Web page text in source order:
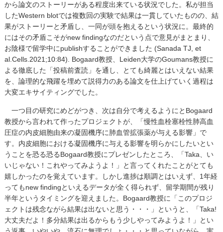
から論文のストーリーがある程度出来ている状況でした。私が担当
したWestern blotでは複数回の実験で結果は一貫していたものの、結
果がストーリーと矛盾し、一同が頭を抱えるという状況に。最終的
にはその矛盾こそがnew findingなのだという点で意見がまとまり、
お陰様で留学中にpublishすることができました (Sanada TJ, et
al.Cells.2021;10:84). Bogaard教授、Leiden大学のGoumans教授に
よる徹底した「投稿前査読」を通し、とても綺麗とはいえない結果
を、論理的な飛躍を埋めて説得力のある論文を仕上げていく過程は
大変エキサイティングでした。
一つ目の研究にめどがつき、次は自分で考えるようにとBogaard
教授から言われて作ったプロジェクトが、「慢性血栓塞栓性肺高血
圧症の内皮細胞由来の凝固機序に肺血管拡張薬が与える影響」で
す。内皮細胞における凝固機序に与える影響を明らかにしたいとい
うことを恐る恐るBogaard教授にプレゼンしたところ、「Taka、い
いじゃない！これやってみようよ！」と言ってくれたことがとても
嬉しかったのを覚えています。しかし進捗は順調とはいえず、1年経
ってもnew findingといえるデータが全く得られず、留学期間が残り
半年というタイミングを迎えました。Bogaard教授に「このプロジ
ェクトは残念ながら結果は出ないと思う・・・」というと、「Taka!
大丈夫だよ！多分結果は出るからもう少しやってみようよ！」とい